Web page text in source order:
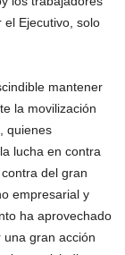
el Ejecutivo, solo
mantener
la movilización
quienes
lucha en contra
del gran
empresarial y
ha aprovechado
gran acción